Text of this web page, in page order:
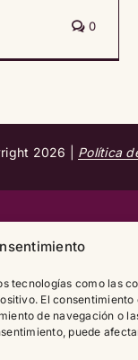
tecnologías como las
El consentimiento
de navegación o
puede
0
2026 | Política